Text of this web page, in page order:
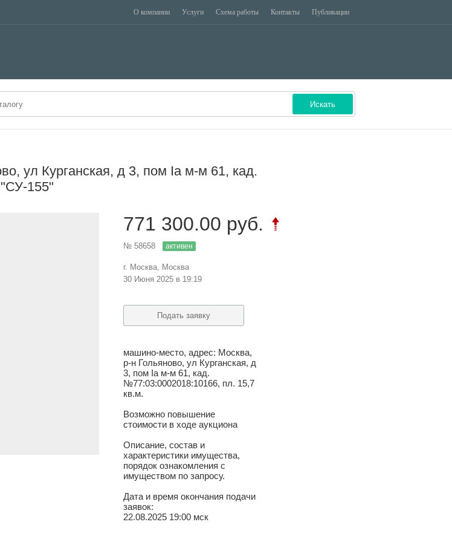
О компании Услуги Схема работы Контакты Публикации
Искать
ул Курганская, д 3, пом Iа м-м 61, кад.
155"
771 300.00 руб.
№ 58658 активен
г. Москва, Москва
30 Июня 2025 в 19:19
Подать заявку
машино-место, адрес: Москва,
р-н Гольяново, ул Курганская, д
3, пом Iа м-м 61, кад.
№77:03:0002018:10166, пл. 15,7
кв.м.
Возможно повышение
стоимости в ходе аукциона
Описание, состав и
характеристики имущества,
порядок ознакомления с
имуществом по запросу.
Дата и время окончания подачи
заявок:
22.08.2025 19:00 мск